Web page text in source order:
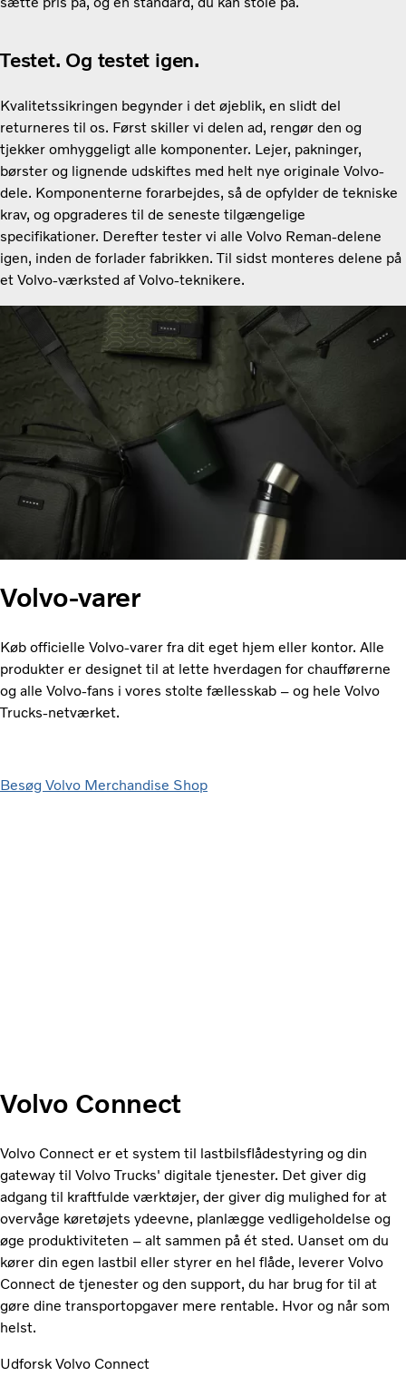
Testet. Og testet igen.
Kvalitetssikringen begynder i det øjeblik, en slidt del
returneres til os. Først skiller vi delen ad, rengør den og
tjekker omhyggeligt alle komponenter. Lejer, pakninger,
børster og lignende udskiftes med helt nye originale Volvo-
dele. Komponenterne forarbejdes, så de opfylder de tekniske
krav, og opgraderes til de seneste tilgængelige
specifikationer. Derefter tester vi alle Volvo Reman-delene
igen, inden de forlader fabrikken. Til sidst monteres delene på
et Volvo-værksted af Volvo-teknikere.
Volvo-varer
Køb officielle Volvo-varer fra dit eget hjem eller kontor. Alle
produkter er designet til at lette hverdagen for chaufførerne
og alle Volvo-fans i vores stolte fællesskab – og hele Volvo
Trucks-netværket.
Besøg Volvo Merchandise Shop
Volvo Connect
Volvo Connect er et system til lastbilsflådestyring og din
gateway til Volvo Trucks' digitale tjenester. Det giver dig
adgang til kraftfulde værktøjer, der giver dig mulighed for at
overvåge køretøjets ydeevne, planlægge vedligeholdelse og
øge produktiviteten – alt sammen på ét sted. Uanset om du
kører din egen lastbil eller styrer en hel flåde, leverer Volvo
Connect de tjenester og den support, du har brug for til at
gøre dine transportopgaver mere rentable. Hvor og når som
helst.
Udforsk Volvo Connect